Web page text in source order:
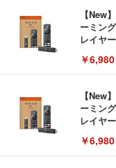
【New
ーミン
レイヤー
￥6,980
【New
ーミン
レイヤー
￥6,980